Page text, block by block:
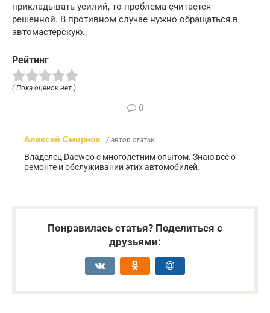
прикладывать усилий, то проблема считается
решенной. В противном случае нужно обращаться в
автомастерскую.
Рейтинг
( Пока оценок нет )
0
Алексей Смирнов / автор статьи
Владелец Daewoo с многолетним опытом. Знаю всё о
ремонте и обслуживании этих автомобилей.
Понравилась статья? Поделиться с
друзьями: